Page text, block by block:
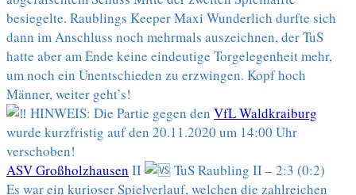
besiegelte. Raublings Keeper Maxi Wunderlich durfte sich
dann im Anschluss noch mehrmals auszeichnen, der TuS
hatte aber am Ende keine eindeutige Torgelegenheit mehr,
um noch ein Unentschieden zu erzwingen. Kopf hoch
Männer, weiter geht’s!
HINWEIS: Die Partie gegen den VfL Waldkraiburg
wurde kurzfristig auf den 20.11.2020 um 14:00 Uhr
verschoben!
ASV Großholzhausen II
TuS Raubling II – 2:3 (0:2)
Es war ein kurioser Spielverlauf, welchen die zahlreichen